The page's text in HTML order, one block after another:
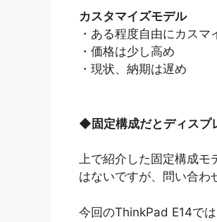
カスタマイズモデル
・ある程度自由にカスマ
・価格は少し高め
・現状、納期は遅め
◆ 固定構成だとディス
上で紹介した固定構成
はないですが、問い合わ
今回のThinkPad E14で